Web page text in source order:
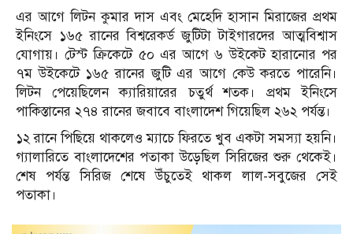
এর আগে লিটন কুমার দাস এবং মেহেদি হাসান মিরাজের প্রথম
ইনিংসে ১৬৫ রানের বিশ্বরেকর্ড জুটিটা টাইগারদের আত্মবিশ্বাস
যোগায়। টেস্ট ক্রিকেটে ৫০ এর আগে ৬ উইকেট হারানোর পর
৭ম উইকেটে ১৬৫ রানের জুটি এর আগে কেউ করতে পারেনি।
লিটন পেয়েছিলেন ক্যারিয়ারের চতুর্থ শতক। প্রথম ইনিংসে
পাকিস্তানের ২৭৪ রানের জবাবে বাংলাদেশ গিয়েছিল ২৬২ পর্যন্ত।
১২ রানে পিছিয়ে থাকলেও ম্যাচে ফিরতে খুব একটা সমস্যা হয়নি।
গ্যালারিতে বাংলাদেশের পতাকা উড়েছিল সিরিজের শুরু থেকেই।
শেষ পর্যন্ত সিরিজ শেষে উঁচুতেই থাকল লাল-সবুজের সেই
পতাকা।